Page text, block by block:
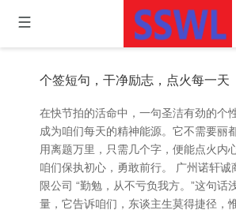
个签短句，干净励志，点火每一天
在快节拍的活命中，一句圣洁有劲的个
成为咱们每天的精神能源。它不需要丽
用离题万里，只需几个字，便能点火内
咱们保执初心，勇敢前行。 广州诺轩诚
限公司 “勤勉，从不亏负我方。”这句话
量，它告诉咱们，东谈主生莫得捷径，